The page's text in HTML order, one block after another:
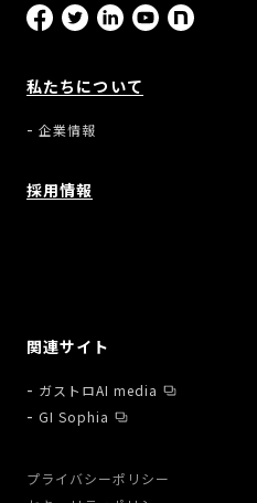
私たちについて
企業情報
採用情報
関連サイト
ガストロAI media
GI Sophia
プライバシーポリシー